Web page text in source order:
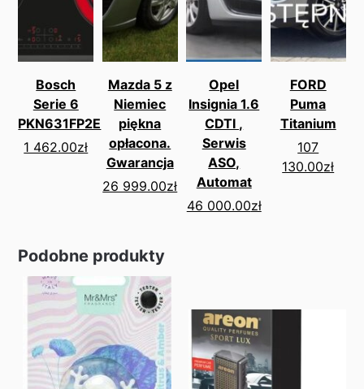
Bosch
Serie 6
PKN631FP2E
1 462.00zł
Mazda 5 z
Niemiec
piękna
opłacona.
Gwarancja
26 999.00zł
Opel
Insignia 1.6
CDTI ,
Serwis
ASO,
Automat
46 000.00zł
FORD
Puma
Titanium
107
130.00zł
Podobne produkty